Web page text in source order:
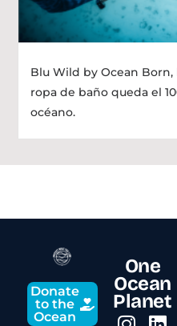
Blu Wild by Ocean
ropa de baño queda el
océano.
Donate
to the
Ocean
One
Ocean
Planet